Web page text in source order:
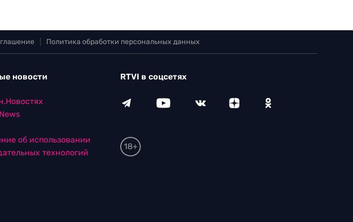
Политика обработки персональных данных
новости
об использовании
технологий
RTVI в соцсетях
18+